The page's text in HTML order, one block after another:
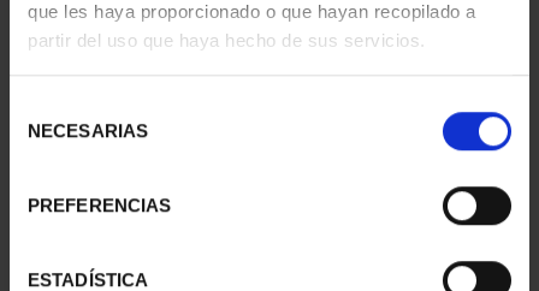
que les haya proporcionado o que hayan recopilado a
partir del uso que haya hecho de sus servicios.
NECESARIAS
PREFERENCIAS
ESTADÍSTICA
H. NAVEGACIÓN -SERIE I- J. S. DE ELCANO